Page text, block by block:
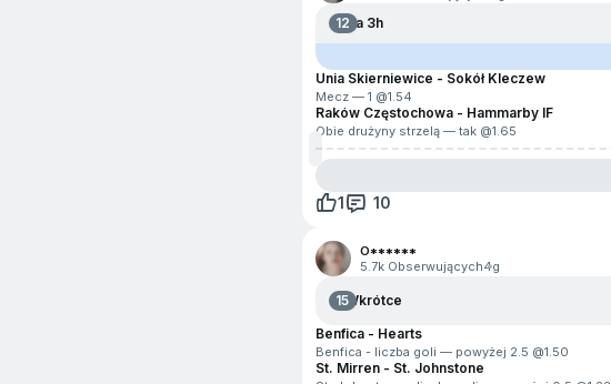
12Za 3h
Unia Skierniewice - Sokół Kleczew
Mecz — 1 @1.54
Raków Częstochowa - Hammarby IF
Obie drużyny strzelą — tak @1.65
1
10
O******
5.7k Obserwujących4g
15Wkrótce
Benfica - Hearts
Benfica - liczba goli — powyżej 2.5 @1.50
St. Mirren - St. Johnstone